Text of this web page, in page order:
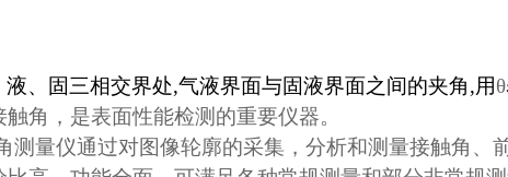
、固三相交界处,气液界面与固液界面之间的夹角,用θ
角， 是表面性能检测的重要仪器。
测量仪通过对图像轮廓的采集， 分析和测量接触角、